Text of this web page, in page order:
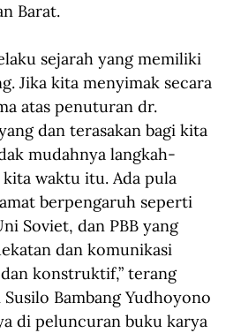
Barat.
sejarah yang memiliki
Jika kita menyimak secara
atas penuturan dr.
dan terasakan bagi kita
mudahnya langkah-
waktu itu. Ada pula
berpengaruh seperti
Soviet, dan PBB yang
dan komunikasi
konstruktif,” terang
Bambang Yudhoyono
di peluncuran buku karya